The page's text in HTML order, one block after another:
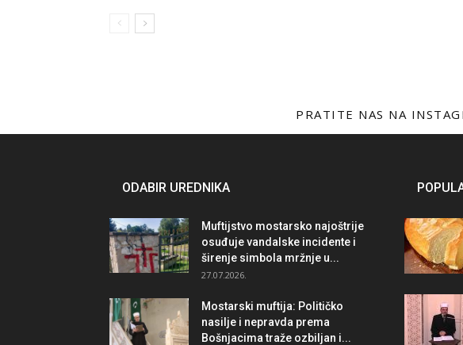
PRATITE NAS NA
ODABIR UREDNIKA
Muftijstvo mostarsko najoštrije
osuđuje vandalske incidente i
širenje simbola mržnje u...
27.07.2026.
Mostarski muftija: Političko
nasilje i nepravda prema
Bošnjacima traže ozbiljan i...